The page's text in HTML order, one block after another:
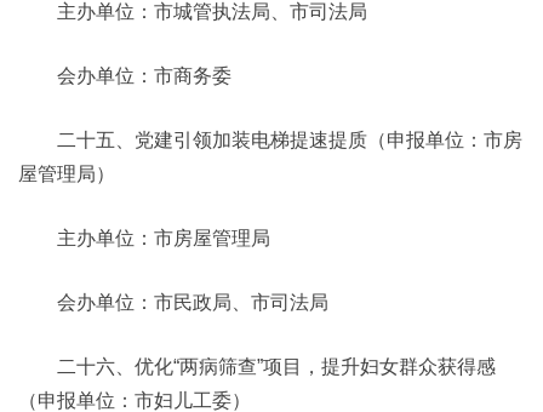
主办单位：市城管执法局、市司法局
会办单位：市商务委
二十五、党建引领加装电梯提速提质（申报单位：市房
屋管理局）
主办单位：市房屋管理局
会办单位：市民政局、市司法局
二十六、优化“两病筛查”项目，提升妇女群众获得感
（申报单位：市妇儿工委）